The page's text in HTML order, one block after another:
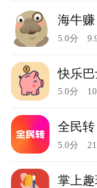
海牛赚
5.0分
快乐
5.0分
全民转
5.0分
掌上